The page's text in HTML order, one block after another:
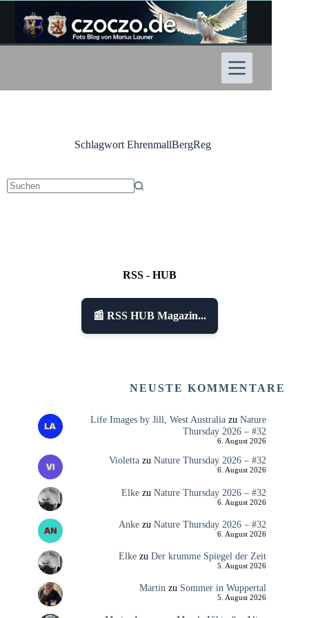
Inhalt
springen
Schlagwort EhrenmallBergReg
RSS - HUB
📰 RSS HUB Magazin...
NEUSTE KOMMENTARE
Life Images by Jill, West Australiazu Nature
Thursday 2026 – #32
6. August 2026
Violettazu Nature Thursday 2026 – #32
6. August 2026
Elkezu Nature Thursday 2026 – #32
6. August 2026
Ankezu Nature Thursday 2026 – #32
6. August 2026
Elkezu Der krumme Spiegel der Zeit
5. August 2026
Martin zu Sommer in Wuppertal
5. August 2026